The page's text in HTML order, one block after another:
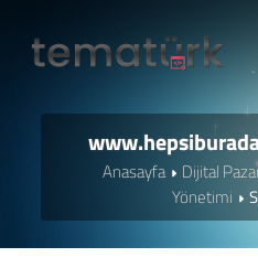
Anasayfa Dijital
Yönetimi